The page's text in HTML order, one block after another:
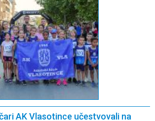
AK Vlasotince učestvovali na